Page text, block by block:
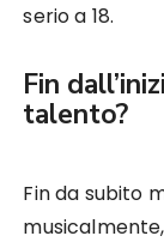
serio a 18.
Fin
talento?
Fin da subito